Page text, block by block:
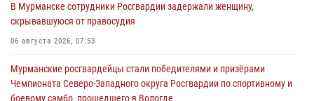
В Мурманске сотрудники Росгвардии задержали женщину,
скрывавшуюся от правосудия
06 августа 2026, 07:53
Мурманские росгвардейцы стали победителями и призёрами
Чемпионата Северо-Западного округа Росгвардии по спортивному и
боевому самбо, прошедшего в Вологде